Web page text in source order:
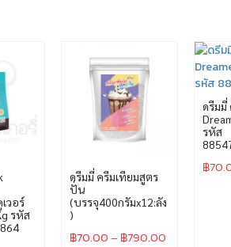
วอร์
รหัส
ดรีมมี่ ครีมเทียมสูตร
ปั่น
(บรรจุ400กรัมx12:ลัง
)
฿70.00– ฿790.00
ดรีมมี่
รหัส
฿